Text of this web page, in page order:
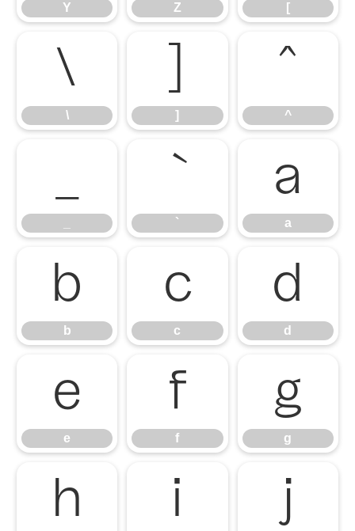
Y Z [
\
\ ]
^
^
`
`
a
a
b
b
c
c
d
d
e
e
f
f
g
g
h i j